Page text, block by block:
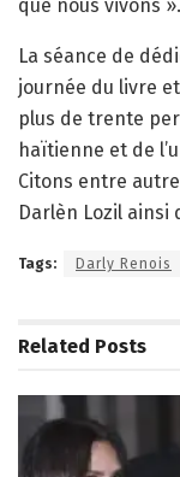
que nous vivons ».
La séance de
journée du livre
plus de trente
haïtienne et de
Citons entre
Darlèn Lozil ainsi
Tags: Darly Renois
Related Posts